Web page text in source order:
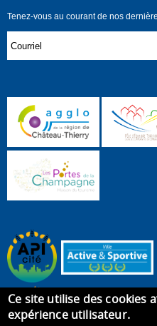
Tenez-vous au courant de nos
Ce site utilise des cookies
expérience utilisateur.